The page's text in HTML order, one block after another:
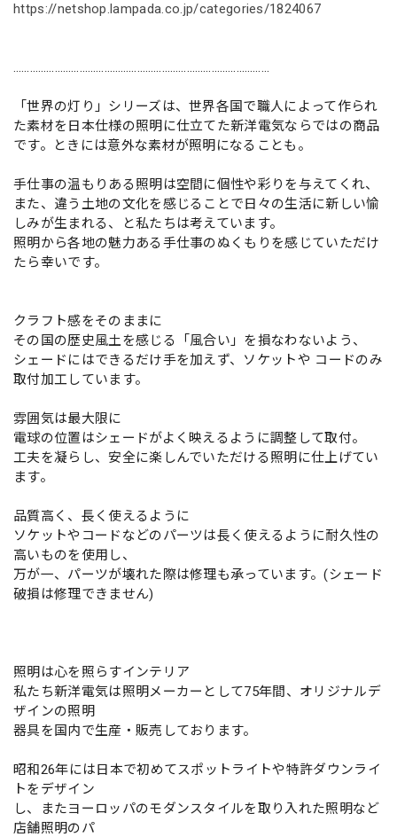
https://netshop.lampada.co.jp/categories/1824067
…………………………………………………………………………………
「世界の灯り」シリーズは、世界各国で職人によって作られ
た素材を日本仕様の照明に仕立てた新洋電気ならではの商品
です。ときには意外な素材が照明になることも。
手仕事の温もりある照明は空間に個性や彩りを与えてくれ、
また、違う土地の文化を感じることで日々の生活に新しい愉
しみが生まれる、と私たちは考えています。
照明から各地の魅力ある手仕事のぬくもりを感じていただけ
たら幸いです。
クラフト感をそのままに
その国の歴史風土を感じる「風合い」を損なわないよう、
シェードにはできるだけ手を加えず、ソケットや コードのみ
取付加工しています。
雰囲気は最大限に
電球の位置はシェードがよく映えるように調整して取付。
工夫を凝らし、安全に楽しんでいただける照明に仕上げてい
ます。
品質高く、長く使えるように
ソケットやコードなどのパーツは長く使えるように耐久性の
高いものを使用し、
万が一、パーツが壊れた際は修理も承っています。(シェード
破損は修理できません)
照明は心を照らすインテリア
私たち新洋電気は照明メーカーとして75年間、オリジナルデ
ザインの照明
器具を国内で生産・販売しております。
昭和26年には日本で初めてスポットライトや特許ダウンライ
トをデザイン
し、またヨーロッパのモダンスタイルを取り入れた照明など
店舗照明のパ